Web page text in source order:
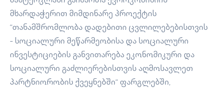
მხარდაჭერით მიმდინარე პროექტის
“თანამშრომლობა დადებითი ცვლილებებისთვის
- სოციალური მეწარმეობისა და სოციალური
ინვესტიციების განვითარება ეკონომიკური და
სოციალური გაძლიერებისთვის აღმოსავლეთ
პარტნიორობის ქვეყნებში“ ფარგლებში,